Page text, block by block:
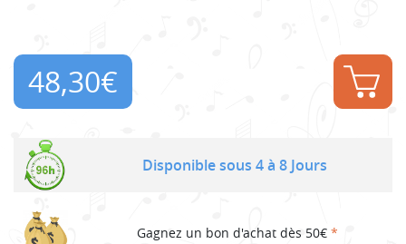
48,30€
Disponible sous 4 à 8 Jours
Gagnez un bon d'achat dès 50€ *